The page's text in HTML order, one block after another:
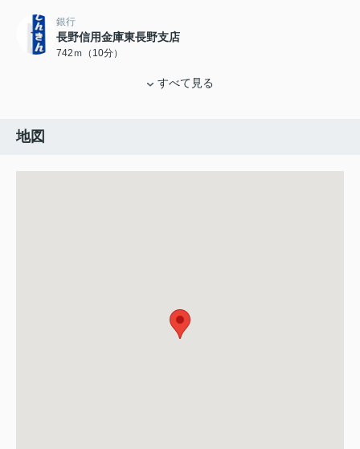
銀行
長野信用金庫東長野支店
742ｍ（10分）
すべて見る
地図